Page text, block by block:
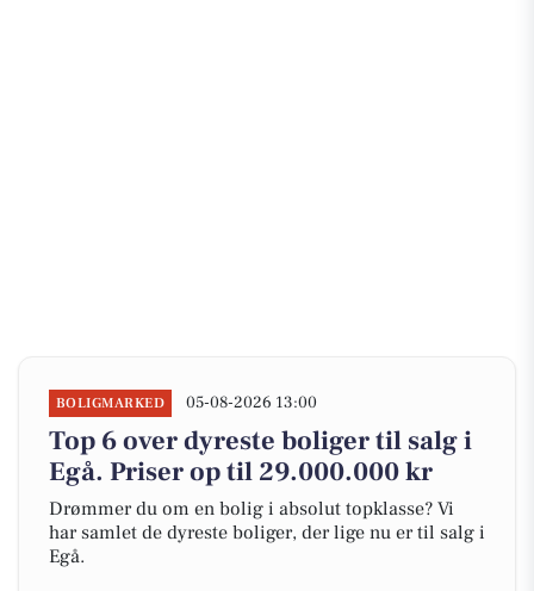
BOLIGMARKED 05-08-2026 13:00
Top 6 over dyreste boliger til salg i
Egå. Priser op til 29.000.000 kr
Drømmer du om en bolig i absolut topklasse? Vi
har samlet de dyreste boliger, der lige nu er til salg i
Egå.